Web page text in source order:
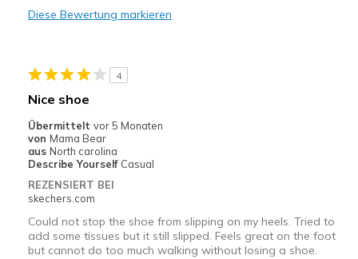
Stylish
Going Out
Sizing
View On Shoes
Diese Bewertung markieren
4
Nice shoe
Übermittelt vor 5 Monaten
von Mama Bear
aus North carolina
Describe Yourself Casual
REZENSIERT BEI
skechers.com
Could not stop the shoe from slipping on my heels. Tried to
add some tissues but it still slipped. Feels great on the foot
but cannot do too much walking without losing a shoe.